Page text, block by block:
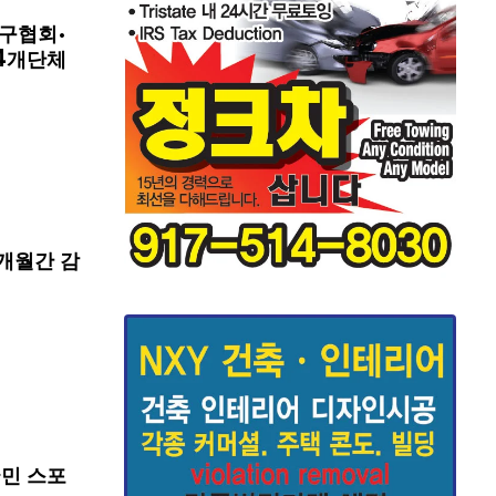
협회·
단체
월간 감
스포